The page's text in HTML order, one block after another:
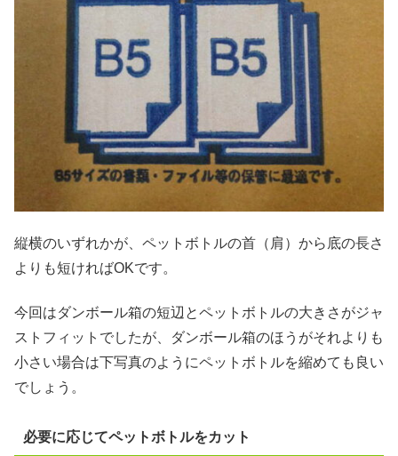
縦横のいずれかが、ペットボトルの首（肩）から底の長さ
よりも短ければOKです。
今回はダンボール箱の短辺とペットボトルの大きさがジャ
ストフィットでしたが、ダンボール箱のほうがそれよりも
小さい場合は下写真のようにペットボトルを縮めても良い
でしょう。
必要に応じてペットボトルをカット